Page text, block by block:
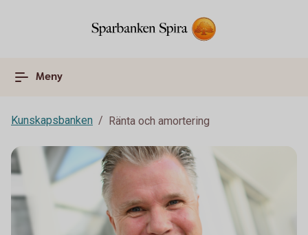
Meny
Kunskapsbanken Ränta och amortering